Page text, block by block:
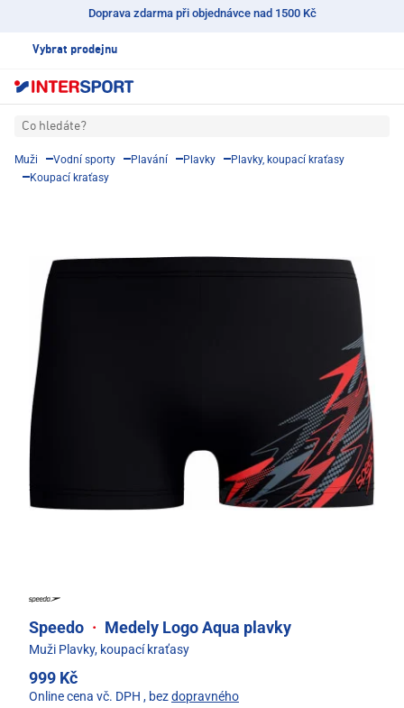
Doprava zdarma při objednávce nad 1500 Kč
Vybrat prodejnu
Co hledáte?
Muži Vodní sporty Plavání Plavky
Plavky, koupací kraťasy
Koupací kraťasy
Speedo · Medely Logo Aqua plavky
Muži Plavky, koupací kraťasy
999 Kč
Online cena vč. DPH , bezdopravného